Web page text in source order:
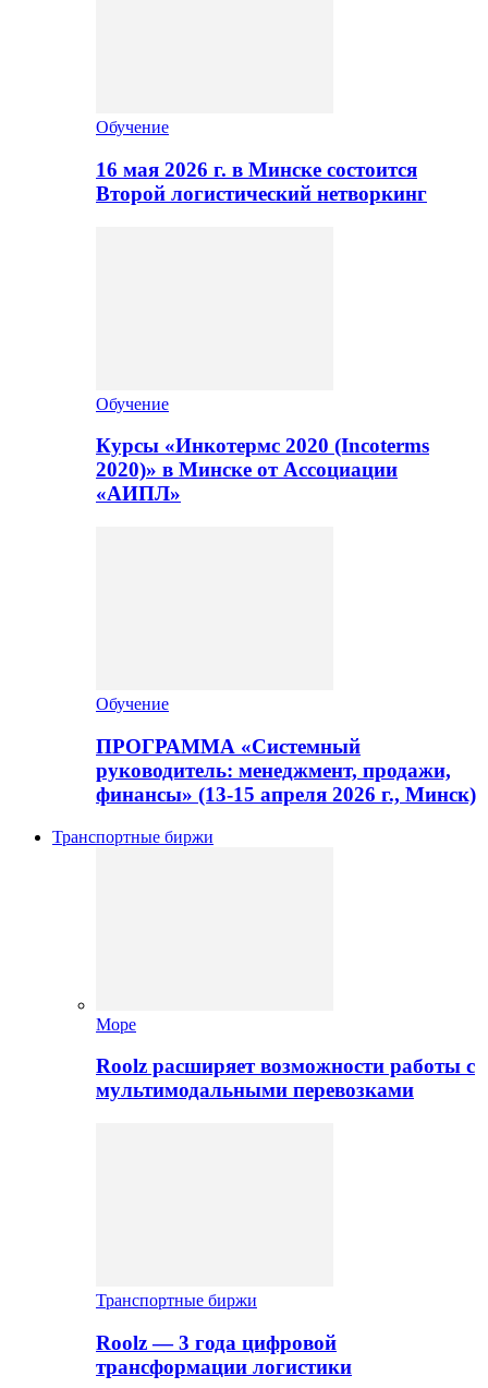
Обучение
16 мая 2026 г. в Минске состоится
Второй логистический нетворкинг
Обучение
Курсы «Инкотермс 2020 (Incoterms
2020)» в Минске от Ассоциации
«АИПЛ»
Обучение
ПРОГРАММА «Системный
руководитель: менеджмент, продажи,
финансы» (13-15 апреля 2026 г., Минск)
Транспортные биржи
Море
Roolz расширяет возможности работы с
мультимодальными перевозками
Транспортные биржи
Roolz — 3 года цифровой
трансформации логистики